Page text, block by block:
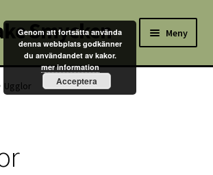
Smycken Meny
Ugglor
Genom att fortsätta använda
denna webbplats godkänner
du användandet av kakor.
mer information
Acceptera